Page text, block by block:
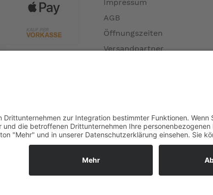
Impressum
AGB
Öffnungszeiten
Versandpartner
Widerrufsrecht MS
Widerrufsrecht bei
Widerrufsrecht bei